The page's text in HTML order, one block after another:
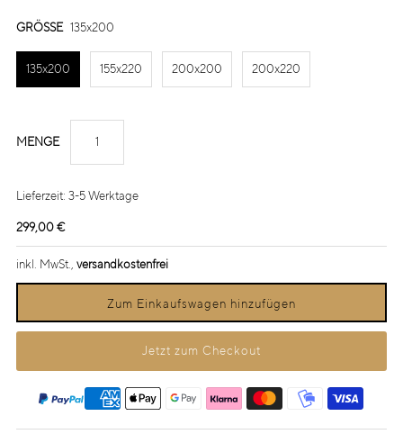
GRÖSSE 135x200
135x200 155x220 200x200 200x220
MENGE
Lieferzeit: 3-5 Werktage
299,00 €
inkl. MwSt., versandkostenfrei
Jetzt zum Checkout